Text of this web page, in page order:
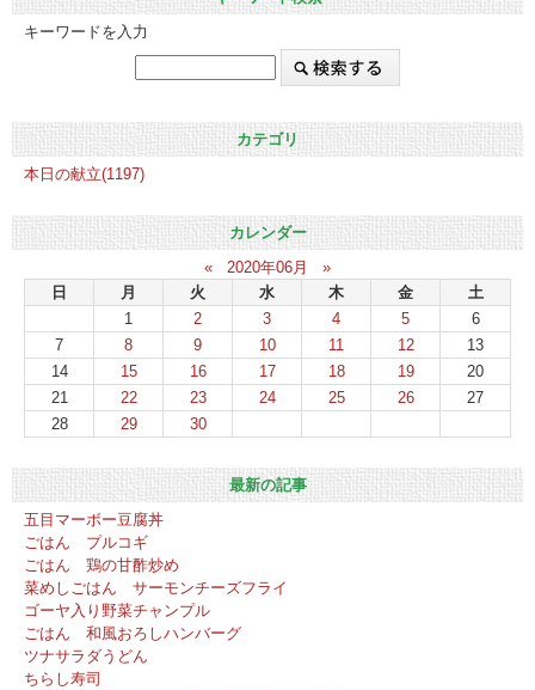
キーワードを入力
カテゴリ
本日の献立(1197)
カレンダー
«
2020年06月
»
日
月 火 水 木 金
土
1
2 3 4 5
6
7
8 9 10 11 12
13
14
15 16 17 18 19
20
21
22 23 24 25 26
27
28
29 30
最新の記事
五目マーボー豆腐丼
ごはん プルコギ
ごはん 鶏の甘酢炒め
菜めしごはん サーモンチーズフライ
ゴーヤ入り野菜チャンプル
ごはん 和風おろしハンバーグ
ツナサラダうどん
ちらし寿司